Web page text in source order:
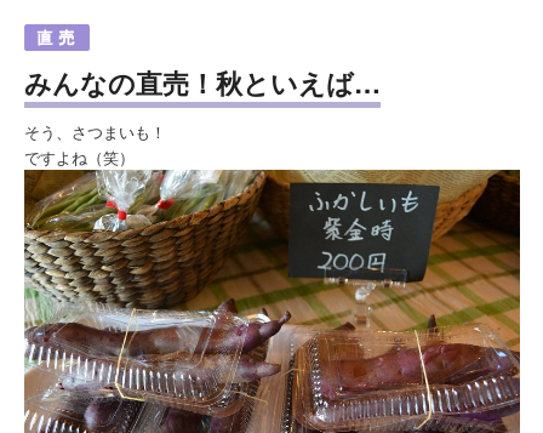
みんなの直売！秋といえば…
そう、さつまいも！
ですよね（笑）